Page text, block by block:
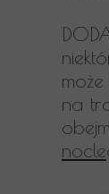
na